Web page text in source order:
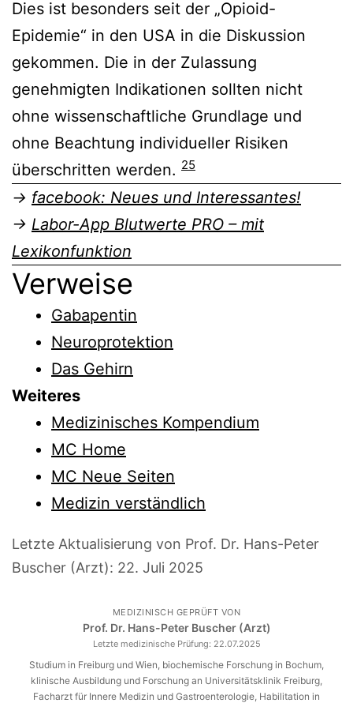
Dies ist besonders seit der „Opioid-
Epidemie“ in den USA in die Diskussion
gekommen. Die in der Zulassung
genehmigten Indikationen sollten nicht
ohne wissenschaftliche Grundlage und
ohne Beachtung individueller Risiken
überschritten werden. 25
→ facebook: Neues und Interessantes!
→ Labor-App Blutwerte PRO – mit
Lexikonfunktion
Verweise
Gabapentin
Neuroprotektion
Das Gehirn
Weiteres
Medizinisches Kompendium
MC Home
MC Neue Seiten
Medizin verständlich
Letzte Aktualisierung von Prof. Dr. Hans-Peter
Buscher (Arzt): 22. Juli 2025
MEDIZINISCH GEPRÜFT VON
Prof. Dr. Hans-Peter Buscher (Arzt)
Letzte medizinische Prüfung: 22.07.2025
Studium in Freiburg und Wien, biochemische Forschung in Bochum,
klinische Ausbildung und Forschung an Universitätsklinik Freiburg,
Facharzt für Innere Medizin und Gastroenterologie, Habilitation in